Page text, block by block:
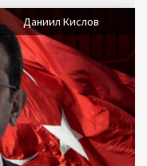
Даниил Кислов